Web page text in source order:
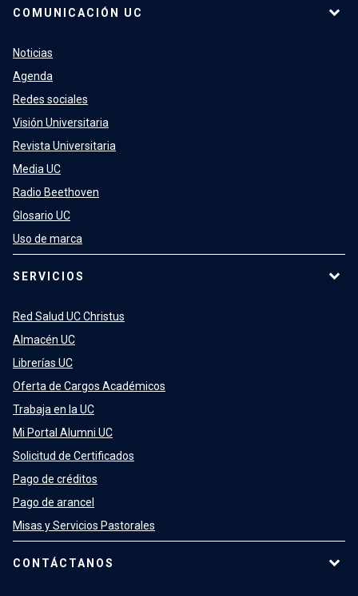
COMUNICACIÓN UC
Noticias
Agenda
Redes sociales
Visión Universitaria
Revista Universitaria
Media UC
Radio Beethoven
Glosario UC
Uso de marca
SERVICIOS
Red Salud UC Christus
Almacén UC
Librerías UC
Oferta de Cargos Académicos
Trabaja en la UC
Mi Portal Alumni UC
Solicitud de Certificados
Pago de créditos
Pago de arancel
Misas y Servicios Pastorales
CONTÁCTANOS